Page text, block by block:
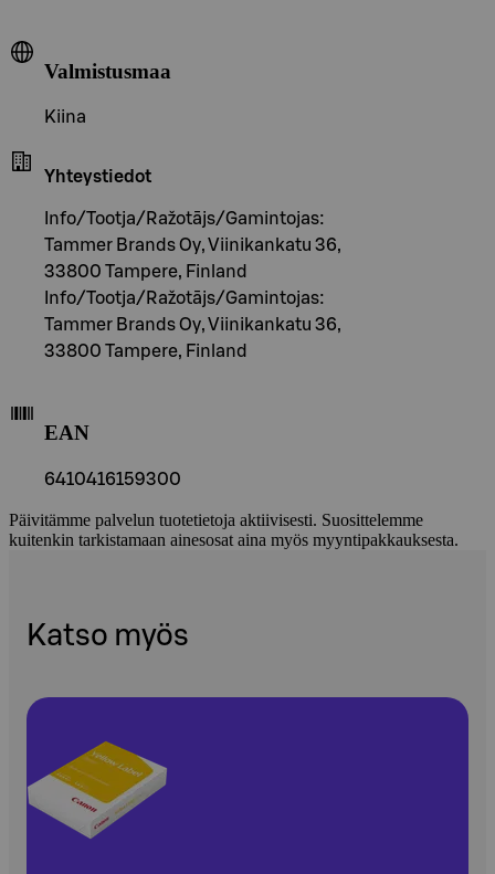
Valmistusmaa
Kiina
Yhteystiedot
Info/Tootja/Ražotājs/Gamintojas:
Tammer Brands Oy, Viinikankatu 36,
33800 Tampere, Finland
Info/Tootja/Ražotājs/Gamintojas:
Tammer Brands Oy, Viinikankatu 36,
33800 Tampere, Finland
EAN
6410416159300
Päivitämme palvelun tuotetietoja aktiivisesti. Suosittelemme
kuitenkin tarkistamaan ainesosat aina myös myyntipakkauksesta.
Katso myös